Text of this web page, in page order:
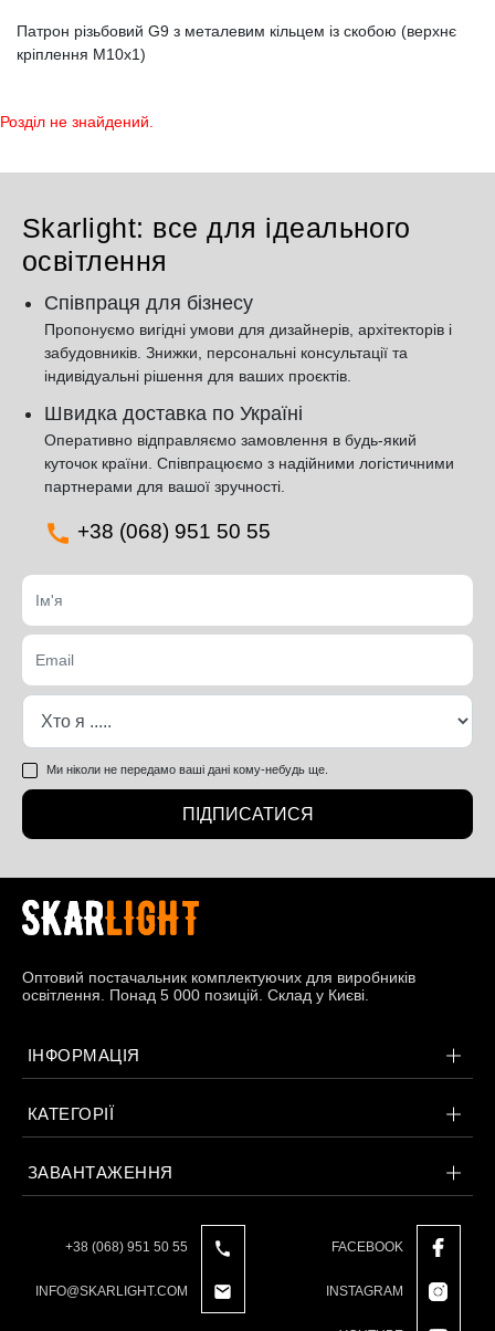
Патрон різьбовий G9 з металевим кільцем із скобою (верхнє
кріплення M10x1)
Розділ не знайдений.
Skarlight: все для ідеального
освітлення
Співпраця для бізнесу
Пропонуємо вигідні умови для дизайнерів, архітекторів і
забудовників. Знижки, персональні консультації та
індивідуальні рішення для ваших проєктів.
Швидка доставка по Україні
Оперативно відправляємо замовлення в будь-який
куточок країни. Співпрацюємо з надійними логістичними
партнерами для вашої зручності.
+38 (068) 951 50 55
Ми ніколи не передамо ваші дані кому-небудь ще.
ПІДПИСАТИСЯ
Оптовий постачальник комплектуючих для виробників
освітлення. Понад 5 000 позицій. Склад у Києві.
ІНФОРМАЦІЯ
КАТЕГОРІЇ
ЗАВАНТАЖЕННЯ
+38 (068) 951 50 55
INFO@SKARLIGHT.COM
FACEBOOK
INSTAGRAM